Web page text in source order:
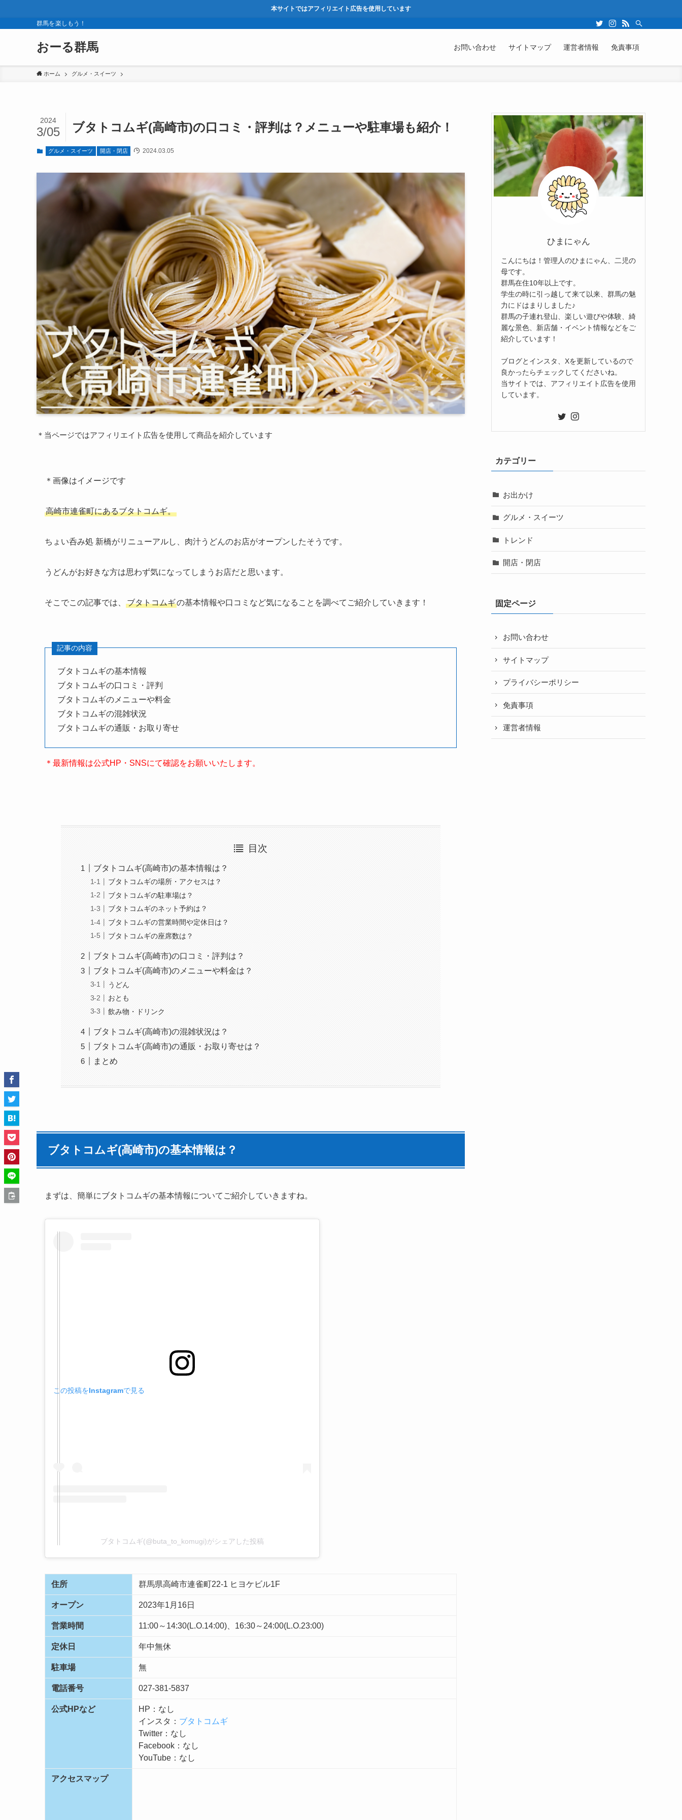
本サイトではアフィリエイト広告を使用しています
群馬を楽しもう！
おーる群馬 お問い合わせ サイトマップ 運営者情報 免責事項
ホーム グルメ・スイーツ
ブタトコムギ(高崎市)の口コミ・評判は？メニューや駐車場も紹介！
2024
3/05
グルメ・スイーツ 開店・閉店 2024.03.05
＊当ページではアフィリエイト広告を使用して商品を紹介しています
＊画像はイメージです
高崎市連雀町にあるブタトコムギ。
ちょい呑み処 新橋がリニューアルし、肉汁うどんのお店がオープンしたそうです。
うどんがお好きな方は思わず気になってしまうお店だと思います。
そこでこの記事では、 ブタトコムギの基本情報や口コミなど気になることを調べてご紹介していきます！
記事の内容
ブタトコムギの基本情報
ブタトコムギの口コミ・評判
ブタトコムギのメニューや料金
ブタトコムギの混雑状況
ブタトコムギの通販・お取り寄せ
＊最新情報は公式HP・SNSにて確認をお願いいたします。
目次
ブタトコムギ(高崎市)の基本情報は？
ブタトコムギの場所・アクセスは？
ブタトコムギの駐車場は？
ブタトコムギのネット予約は？
ブタトコムギの営業時間や定休日は？
ブタトコムギの座席数は？
ブタトコムギ(高崎市)の口コミ・評判は？
ブタトコムギ(高崎市)のメニューや料金は？
うどん
おとも
飲み物・ドリンク
ブタトコムギ(高崎市)の混雑状況は？
ブタトコムギ(高崎市)の通販・お取り寄せは？
まとめ
ブタトコムギ(高崎市)の基本情報は？
まずは、簡単にブタトコムギの基本情報についてご紹介していきますね。
この投稿をInstagramで見る
ブタトコムギ(@buta_to_komugi)がシェアした投稿
住所 群馬県高崎市連雀町22-1 ヒヨケビル1F
オープン 2023年1月16日
営業時間 11:00～14:30(L.O.14:00)、16:30～24:00(L.O.23:00)
定休日 年中無休
駐車場 無
電話番号 027-381-5837
公式HPなど
HP：なし
インスタ： ブタトコムギ
Twitter： なし
Facebook：なし
YouTube：なし
アクセスマップ
ひまにゃん
こんにちは！管理人のひまにゃん、二児の
母です。
群馬在住10年以上です。
学生の時に引っ越して来て以来、群馬の魅
力にドはまりしました♪
群馬の子連れ登山、楽しい遊びや体験、綺
麗な景色、新店舗・イベント情報などをご
紹介しています！
ブログとインスタ、Xを更新しているので
良かったらチェックしてくださいね。
当サイトでは、アフィリエイト広告を使用
しています。
カテゴリー
お出かけ
グルメ・スイーツ
トレンド
開店・閉店
固定ページ
お問い合わせ
サイトマップ
プライバシーポリシー
免責事項
運営者情報